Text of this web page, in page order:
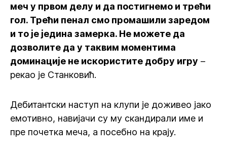
меч у првом делу и да постигнемо и трећи
гол. Трећи пенал смо промашили заредом
и то је једина замерка. Не можете да
дозволите да у таквим моментима
доминације не искористите добру игру –
рекао је Станковић.
Дебитантски наступ на клупи је доживео јако
емотивно, навијачи су му скандирали име и
пре почетка меча, а посебно на крају.